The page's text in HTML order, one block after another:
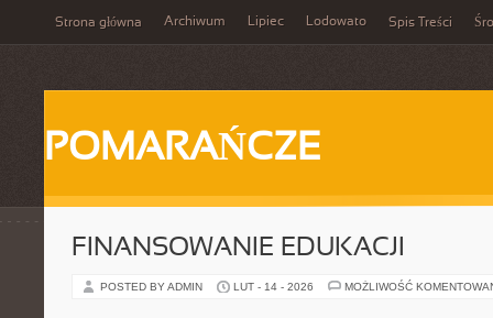
Strona główna Archiwum Lipiec Lodowato Spis Treści
POMARAŃCZE
FINANSOWANIE EDUKACJI
POSTED BY ADMIN LUT - 14 - 2026 MOŻLIWOŚĆ